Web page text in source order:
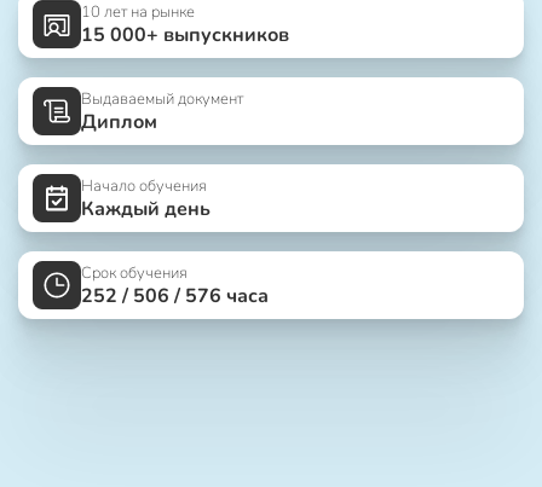
10 лет на рынке
15 000+ выпускников
Выдаваемый документ
Диплом
Начало обучения
Каждый день
Срок обучения
252 / 506 / 576 часа